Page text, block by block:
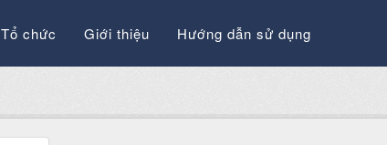
Tổ chức Giới thiệu Hướng dẫn sử dụng